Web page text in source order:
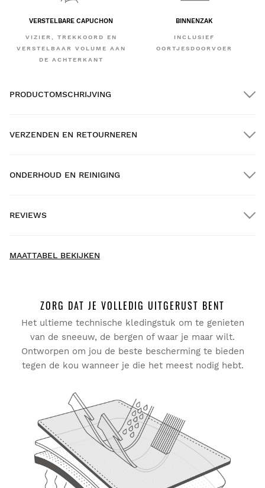
VERSTELBARE CAPUCHON
VIZIER, TREKKOORD EN
VERSTELBAAR VOLUME AAN
DE ACHTERKANT
BINNENZAK
INCLUSIEF
OORTJESDOORVOER
PRODUCTOMSCHRIJVING
VERZENDEN EN RETOURNEREN
Thuisbezorging
Probeer onze producten lekker thuis uit. Je hebt 30 dagen
vanaf de leverdatum om een retourzending te doen.
Vanuit je gebruikersaccount kun je eenvoudig en snel een
Je geld terugboeken naar de oorspronkelijke
betaalmethode
ONDERHOUD EN REINIGING
REVIEWS
MAATTABEL BEKIJKEN
ZORG DAT JE VOLLEDIG UITGERUST BENT
Het ultieme technische kledingstuk om te genieten
van de sneeuw, de bergen of waar je maar wilt.
Ontworpen om jou de beste bescherming te bieden
tegen de kou wanneer je die het meest nodig hebt.